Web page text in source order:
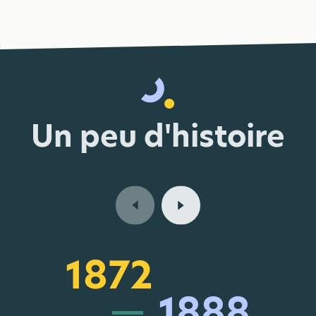
Un peu d'histoire
1872
1889
1931
1985
2004